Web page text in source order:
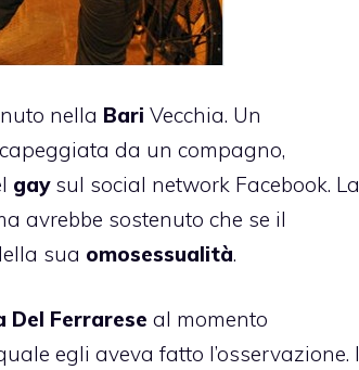
nella Bari Vecchia. Un
capeggiata da un compagno,
gaysul social network Facebook. La
avrebbe sostenuto che se il
sua omosessualità.
Del Ferrarese al momento
egli aveva fatto l’osservazione. I